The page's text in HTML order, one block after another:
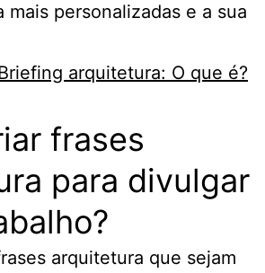
mais personalizadas e a sua
arquitetura: O que é?
frases
para divulgar
arquitetura que sejam